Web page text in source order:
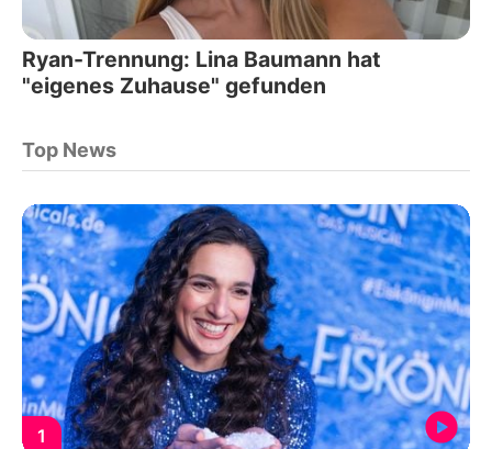
Ryan-Trennung: Lina Baumann hat
"eigenes Zuhause" gefunden
Top News
1